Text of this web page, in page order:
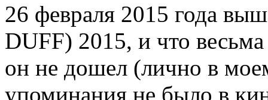
26 февраля 2015 года
DUFF) 2015, и что
он не дошел (лично в
упоминания не было в